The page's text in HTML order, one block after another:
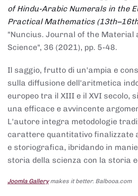
of Hindu-Arabic Numerals in the
Practical Mathematics
"Nuncius. Journal of the Material
Science", 36 (2021), pp. 5-48.
Il saggio, frutto di un'ampia e
sulla diffusione dell'aritmetica
europeo tra il XIII e il XVI secolo,
una efficace e avvincente
L'autore integra metodologie
carattere quantitativo finalizzate
e storiografica, ibridando in
storia della scienza con la storia
Joomla Gallerymakes it better. Balbooa.com